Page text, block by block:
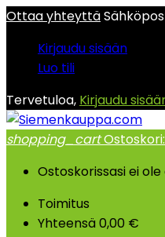
Ottaa yhteyttä
Kirjaudu sisään
Luo tili
Tervetuloa, Kirjaudu
shopping_cartOstoskori:
Ostoskorissasi ei
Toimitus
Yhteensä0,00 €